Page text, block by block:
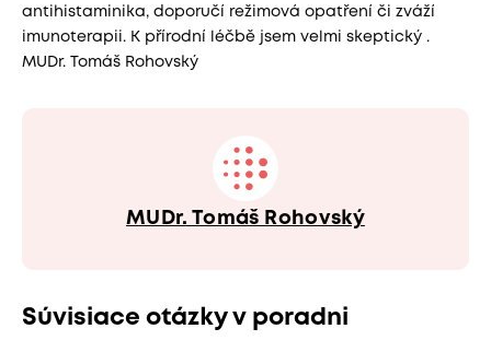
antihistaminika, doporučí režimová opatření či zváží
imunoterapii. K přírodní léčbě jsem velmi skeptický .
MUDr. Tomáš Rohovský
MUDr. Tomáš Rohovský
Súvisiace otázky v poradni